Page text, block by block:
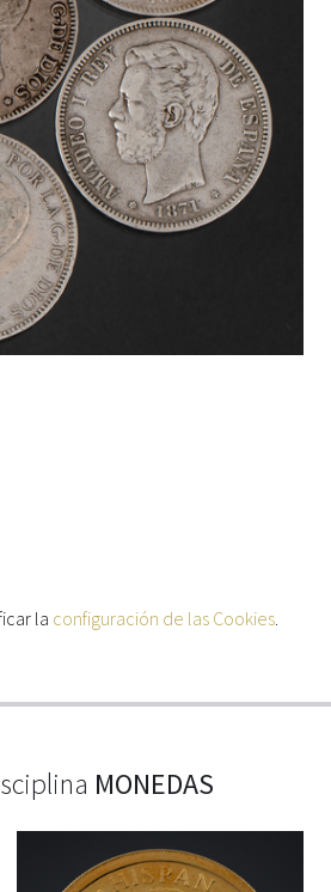
la configuración de las Cookies.
MONEDAS